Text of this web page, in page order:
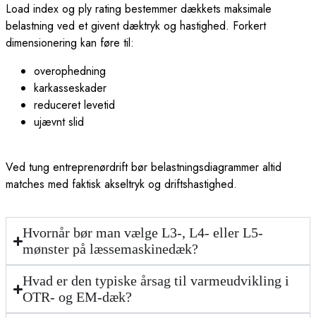
Load index og ply rating bestemmer dækkets maksimale
belastning ved et givent dæktryk og hastighed. Forkert
dimensionering kan føre til:
overophedning
karkasseskader
reduceret levetid
ujævnt slid
Ved tung entreprenørdrift bør belastningsdiagrammer altid
matches med faktisk akseltryk og driftshastighed.
Hvornår bør man vælge L3-, L4- eller L5-
mønster på læssemaskinedæk?
Hvad er den typiske årsag til varmeudvikling i
OTR- og EM-dæk?